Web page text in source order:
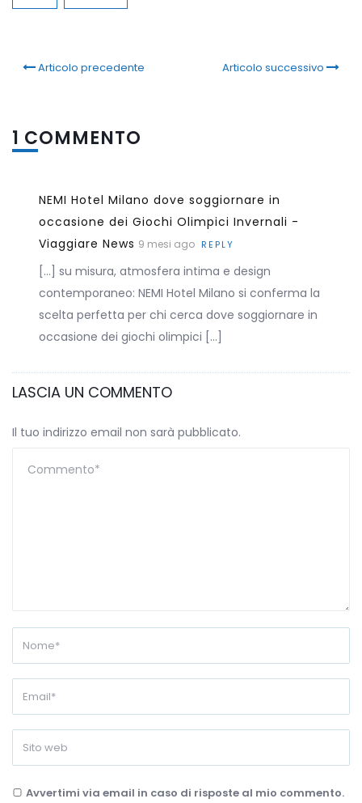
Articolo precedente Articolo successivo
1 COMMENTO
NEMI Hotel Milano dove soggiornare in
occasione dei Giochi Olimpici Invernali -
Viaggiare News 9 mesi ago REPLY
[…] su misura, atmosfera intima e design
contemporaneo: NEMI Hotel Milano si conferma la
scelta perfetta per chi cerca dove soggiornare in
occasione dei giochi olimpici […]
LASCIA UN COMMENTO
Il tuo indirizzo email non sarà pubblicato.
Avvertimi via email in caso di risposte al mio commento.